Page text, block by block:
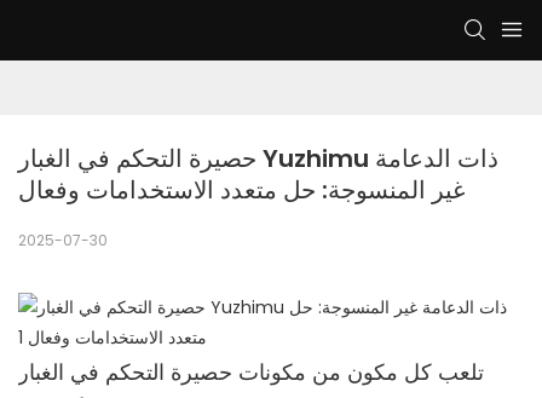
حصيرة التحكم في الغبار Yuzhimu ذات الدعامة
غير المنسوجة: حل متعدد الاستخدامات وفعال
2025-07-30
تلعب كل مكون من مكونات حصيرة التحكم في الغبار